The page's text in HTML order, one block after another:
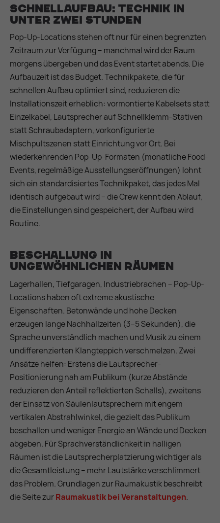
Schnellaufbau: Technik in
unter zwei Stunden
Pop-Up-Locations stehen oft nur für einen begrenzten
Zeitraum zur Verfügung – manchmal wird der Raum
morgens übergeben und das Event startet abends. Die
Aufbauzeit ist das Budget. Technikpakete, die für
schnellen Aufbau optimiert sind, reduzieren die
Installationszeit erheblich: vormontierte Kabelsets statt
Einzelkabel, Lautsprecher auf Schnellklemm-Stativen
statt Schraubadaptern, vorkonfigurierte
Mischpultszenen statt Einrichtung vor Ort. Bei
wiederkehrenden Pop-Up-Formaten (monatliche Food-
Events, regelmäßige Ausstellungseröffnungen) lohnt
sich ein standardisiertes Technikpaket, das jedes Mal
identisch aufgebaut wird – die Crew kennt den Ablauf,
die Einstellungen sind gespeichert, der Aufbau wird
Routine.
Beschallung in
ungewöhnlichen Räumen
Lagerhallen, Tiefgaragen, Industriebrachen – Pop-Up-
Locations haben oft extreme akustische
Eigenschaften. Betonwände und hohe Decken
erzeugen lange Nachhallzeiten (3–5 Sekunden), die
Sprache unverständlich machen und Musik zu einem
undifferenzierten Klangteppich verschmelzen. Zwei
Ansätze helfen: Erstens die Lautsprecher-
Positionierung nah am Publikum (kurze Abstände
reduzieren den Anteil reflektierten Schalls), zweitens
der Einsatz von Säulenlautsprechern mit engem
vertikalen Abstrahlwinkel, die gezielt das Publikum
beschallen und weniger Energie an Wände und Decken
abgeben. Für Sprachverständlichkeit in halligen
Räumen ist die Lautsprecherplatzierung wichtiger als
die Gesamtleistung – mehr Lautstärke verschlimmert
das Problem. Grundlagen zur Raumakustik beschreibt
die Seite zurRaumakustik bei Veranstaltungen.